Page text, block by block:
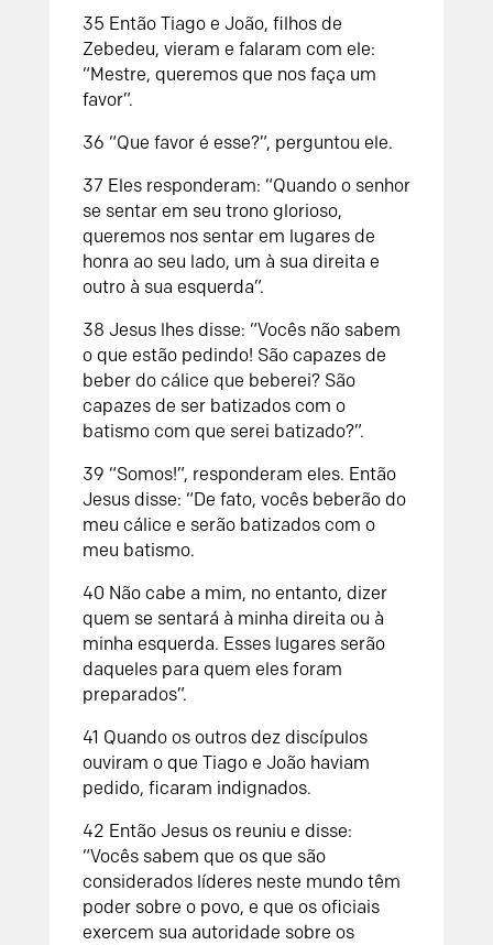
35 Então Tiago e João, filhos de
Zebedeu, vieram e falaram com ele:
“Mestre, queremos que nos faça um
favor”.
36 “Que favor é esse?”, perguntou ele.
37 Eles responderam: “Quando o senhor
se sentar em seu trono glorioso,
queremos nos sentar em lugares de
honra ao seu lado, um à sua direita e
outro à sua esquerda”.
38 Jesus lhes disse: “Vocês não sabem
o que estão pedindo! São capazes de
beber do cálice que beberei? São
capazes de ser batizados com o
batismo com que serei batizado?”.
39 “Somos!”, responderam eles. Então
Jesus disse: “De fato, vocês beberão do
meu cálice e serão batizados com o
meu batismo.
40 Não cabe a mim, no entanto, dizer
quem se sentará à minha direita ou à
minha esquerda. Esses lugares serão
daqueles para quem eles foram
preparados”.
41 Quando os outros dez discípulos
ouviram o que Tiago e João haviam
pedido, ficaram indignados.
42 Então Jesus os reuniu e disse:
“Vocês sabem que os que são
considerados líderes neste mundo têm
poder sobre o povo, e que os oficiais
exercem sua autoridade sobre os